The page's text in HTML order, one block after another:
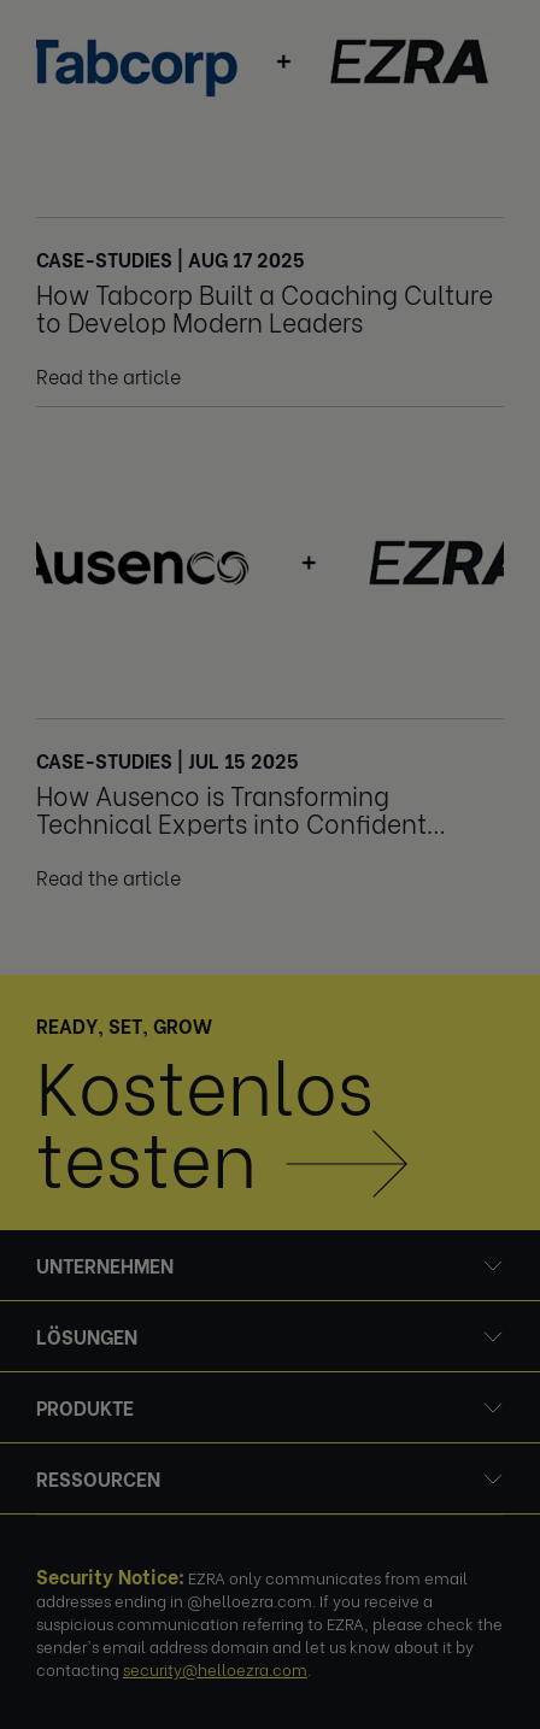
CASE-STUDIES | AUG 17 2025
How Tabcorp Built a Coaching Culture
to Develop Modern Leaders
Read the article
CASE-STUDIES | JUL 15 2025
How Ausenco is Transforming
Technical Experts into Confident
Read the article
READY, SET, GROW
Kostenlos
testen
UNTERNEHMEN
LÖSUNGEN
PRODUKTE
RESSOURCEN
Security Notice: EZRA only communicates from email
addresses ending in @helloezra.com. If you receive a
suspicious communication referring to EZRA, please check the
sender's email address domain and let us know about it by
contacting security@helloezra.com